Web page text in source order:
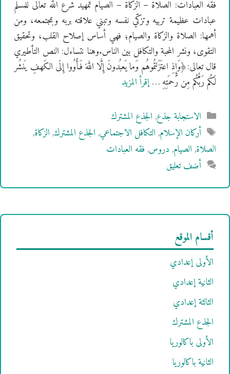
فقه العبادات: الصلاة – الزكاة – الصيام تمهيد شرع الله تعالى للمسلم
عبادات عظيمة تربيه وتزكّي نفسه وتبني علاقته بربه وبمجتمعه، ومن
أهمها: الصلاة والزكاة والصيام؛ فهي أساس إصلاح القلب، وتحقيق
التقوى، ونشر المحبة والتكافل بين الناس.وهنا نتساءل: النص التأطيري
قال تعالى:﴿وَإِذِ اعتَزَلتُموهُم وَما يَعبُدونَ إِلَّا اللَّهَ فَأْوُوا إِلَى الكَهفِ يَنشُر
لَكُم رَبُّكُم مِن رَحمَتِهِ …إقرأ المزيد
التصنيفات
الاستجابة جذع,الجذع المشترك
الوسوم
أركان الإسلام,التكافل الاجتماعي,الجذع المشترك,الزكاة,
الصلاة,الصيام,دروس,فقه العبادات
أضف تعليق
أقسام الموقع
الأولى إعدادي
الثانية إعدادي
الثالثة إعدادي
الجذع المشترك
الأولى باكالوريا
الثانية باكالوريا